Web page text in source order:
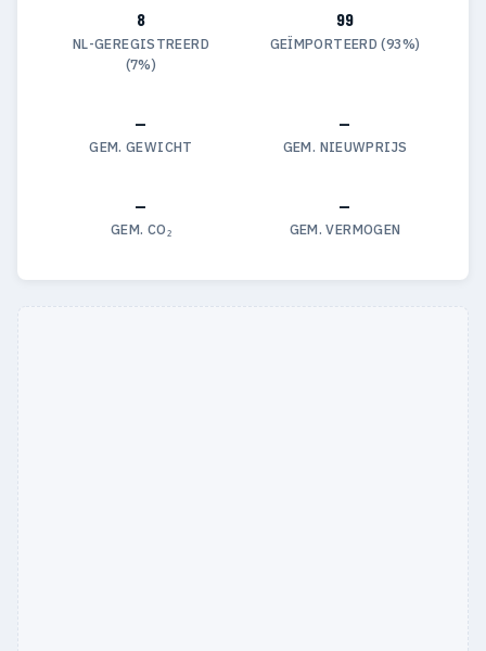
8
NL-GEREGISTREERD
(7%)
99
GEÏMPORTEERD (93%)
—
GEM. GEWICHT
—
GEM. NIEUWPRIJS
—
GEM. CO₂
—
GEM. VERMOGEN